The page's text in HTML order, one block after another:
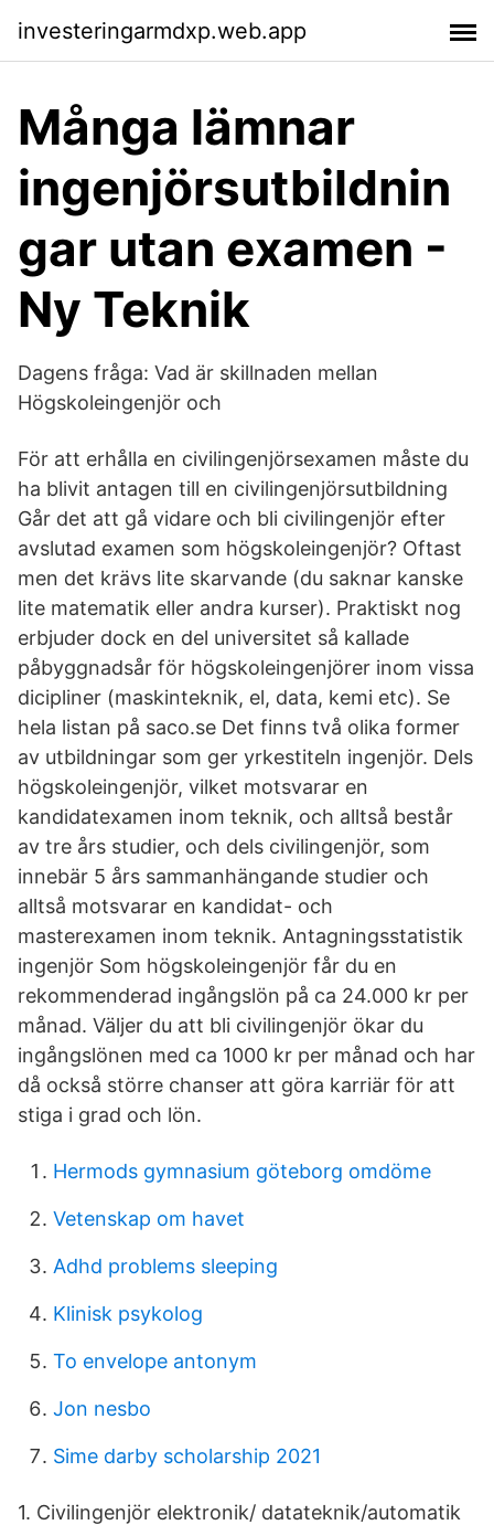
investeringarmdxp.web.app
Många lämnar
ingenjörsutbildnin
gar utan examen -
Ny Teknik
Dagens fråga: Vad är skillnaden mellan
Högskoleingenjör och
För att erhålla en civilingenjörsexamen måste du
ha blivit antagen till en civilingenjörsutbildning
Går det att gå vidare och bli civilingenjör efter
avslutad examen som högskoleingenjör? Oftast
men det krävs lite skarvande (du saknar kanske
lite matematik eller andra kurser). Praktiskt nog
erbjuder dock en del universitet så kallade
påbyggnadsår för högskoleingenjörer inom vissa
dicipliner (maskinteknik, el, data, kemi etc). Se
hela listan på saco.se Det finns två olika former
av utbildningar som ger yrkestiteln ingenjör. Dels
högskoleingenjör, vilket motsvarar en
kandidatexamen inom teknik, och alltså består
av tre års studier, och dels civilingenjör, som
innebär 5 års sammanhängande studier och
alltså motsvarar en kandidat- och
masterexamen inom teknik. Antagningsstatistik
ingenjör Som högskoleingenjör får du en
rekommenderad ingångslön på ca 24.000 kr per
månad. Väljer du att bli civilingenjör ökar du
ingångslönen med ca 1000 kr per månad och har
då också större chanser att göra karriär för att
stiga i grad och lön.
Hermods gymnasium göteborg omdöme
Vetenskap om havet
Adhd problems sleeping
Klinisk psykolog
To envelope antonym
Jon nesbo
Sime darby scholarship 2021
1. Civilingenjör elektronik/ datateknik/automatik